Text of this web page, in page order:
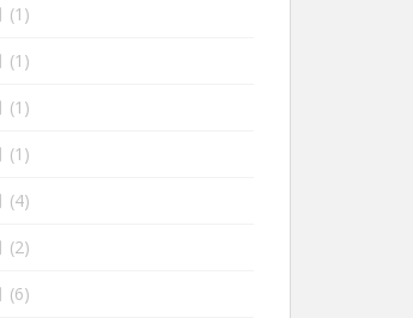
(1)
(1)
(1)
(1)
(4)
(2)
(6)